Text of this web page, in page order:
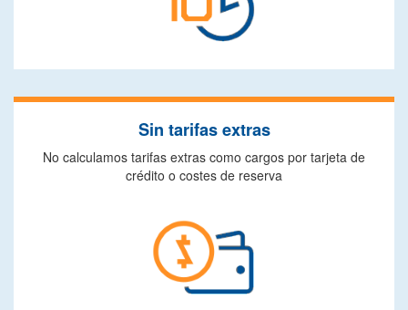
Sin tarifas extras
No calculamos tarifas extras como cargos por tarjeta de
crédito o costes de reserva